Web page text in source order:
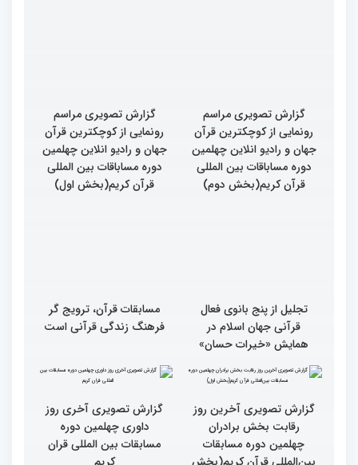
گزارش تصویری مراسم
رونمایی از کوچکترین قرآن
جهان و رادیو انلاین چهلمین
دوره مساباقات بین المللی
قرآن کریم(بخش دوم)
گزارش تصویری مراسم
رونمایی از کوچکترین قرآن
جهان و رادیو انلاین چهلمین
دوره مساباقات بین المللی
قرآن کریم(بخش اول)
تجلیل از پنج بانوی فعال
قرآنی جهان اسلام در
همایش «خیرات حسان»
مسابقات قرآن، ترویج گر
فرهنگ زندگی قرآنی است
گزارش تصویری آخری روز
داوری چهلمین دوره
مسابقات بین المللی قران
کریم